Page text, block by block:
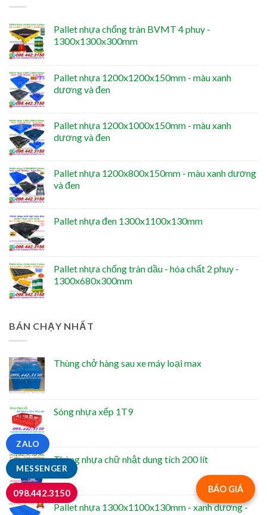
Pallet nhựa chống tràn BVMT 4 phuy -
1300x1300x300mm
Pallet nhựa 1200x1200x150mm - màu xanh
dương và đen
Pallet nhựa 1200x1000x150mm - màu xanh
dương và đen
Pallet nhựa 1200x800x150mm - màu xanh dương
và đen
Pallet nhựa đen 1300x1100x130mm
Pallet nhựa chống tràn dầu - hóa chất 2 phuy -
1300x680x300mm
BÁN CHẠY NHẤT
Thùng chở hàng sau xe máy loại max
Sóng nhựa xếp 1T9
Thùng nhựa chữ nhật dung tích 200 lít
Pallet nhựa 1300x1100x130mm - xanh dương -
BÁO GIÁ
MESSENGER
ZALO
098.442.3150